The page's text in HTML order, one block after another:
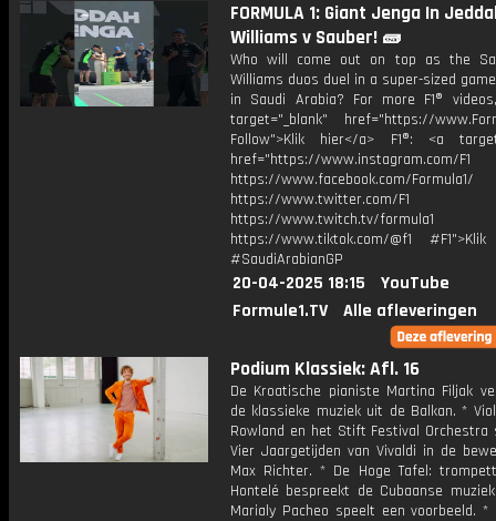
FORMULA 1: Giant Jenga In
Williams v Sauber! 🧱
Who will come out on top as the
Williams duos duel in a super-sized
in Saudi Arabia? For more F1®
target="_blank" href="https://
Follow">Klik hier</a> F1®: <a
href="https://www.instagram.com/F1
https://www.facebook.com/Formula1/
https://www.twitter.com/F1
https://www.twitch.tv/formula1
https://www.tiktok.com/@f1
#SaudiArabianGP
20-04-2025 18:15
YouTube
Formule1.TV
Alle afleveringen
Podium Klassiek: Afl. 16
De Kroatische pianiste Martina Filjak
de klassieke muziek uit de Balkan. *
Rowland en het Stift Festival Orchestra
Vier Jaargetijden van Vivaldi in de
Max Richter. * De Hoge Tafel:
Hontelé bespreekt de Cubaanse
Marialy Pacheo speelt een voorbeeld. *